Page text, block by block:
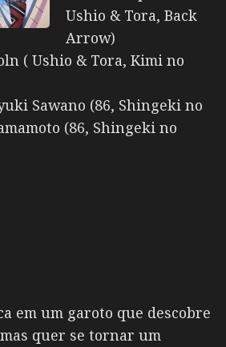
Ushio & Tora, Back
Arrow)
( Ushio & Tora, Kimi no
Sawano (86, Shingeki no
(86, Shingeki no
em um garoto que descobre
quer se tornar um